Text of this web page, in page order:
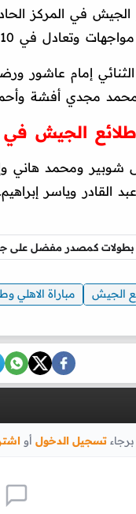
إمام عاشور
محمد مجدي أفشة
طلائع الجيش
شوبير ومحمد هاني
القادر وياسر
بطولات كمصدر مفضل على
الجيش مباراة الاهلي
برجاء تسجيل الدخول أو